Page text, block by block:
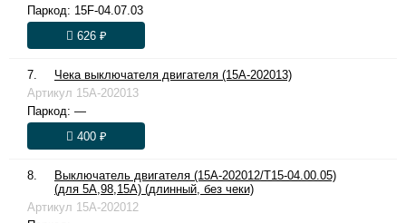
Паркод: 15F-04.07.03
626 ₽
7.
Чека выключателя двигателя (15A-202013)
Артикул 15A-202013
Паркод: —
400 ₽
8.
Выключатель двигателя (15A-202012/T15-04.00.05)
(для 5A,98,15A) (длинный, без чеки)
Артикул 15A-202012